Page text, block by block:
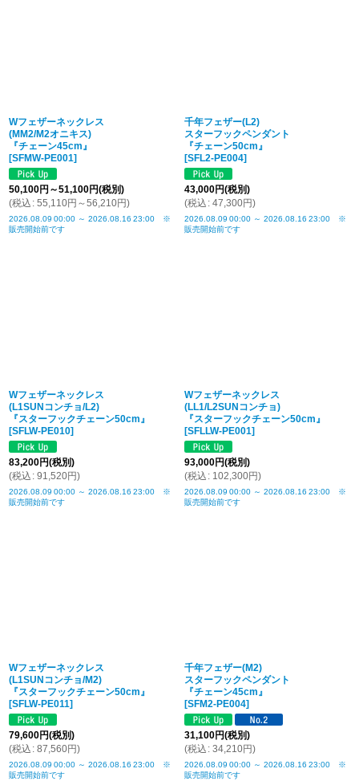
Wフェザーネックレス
(MM2/M2オニキス)
『チェーン45cm』
[SFMW-PE001]
50,100円 ～51,100円(税別)
(税込 : 55,110円 ～56,210円)
2026.08.09 00:00 ～ 2026.08.16 23:00 ※
販売開始前です
千年フェザー(L2)
スターフックペンダント
『チェーン50cm』
[SFL2-PE004]
43,000円(税別)
(税込 : 47,300円)
2026.08.09 00:00 ～ 2026.08.16 23:00 ※
販売開始前です
Wフェザーネックレス
(L1SUNコンチョ/L2)
『スターフックチェーン50cm』
[SFLW-PE010]
83,200円(税別)
(税込 : 91,520円)
2026.08.09 00:00 ～ 2026.08.16 23:00 ※
販売開始前です
Wフェザーネックレス
(LL1/L2SUNコンチョ)
『スターフックチェーン50cm』
[SFLLW-PE001]
93,000円(税別)
(税込 : 102,300円)
2026.08.09 00:00 ～ 2026.08.16 23:00 ※
販売開始前です
Wフェザーネックレス
(L1SUNコンチョ/M2)
『スターフックチェーン50cm』
[SFLW-PE011]
79,600円(税別)
(税込 : 87,560円)
2026.08.09 00:00 ～ 2026.08.16 23:00 ※
販売開始前です
千年フェザー(M2)
スターフックペンダント
『チェーン45cm』
[SFM2-PE004]
31,100円(税別)
(税込 : 34,210円)
2026.08.09 00:00 ～ 2026.08.16 23:00 ※
販売開始前です